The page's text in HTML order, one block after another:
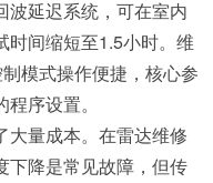
波延迟系统，可在室内
时间缩短至1.5小时。维
模式操作便捷，核心参
序设置。
大量成本。在雷达维修
下降是常见故障，但传